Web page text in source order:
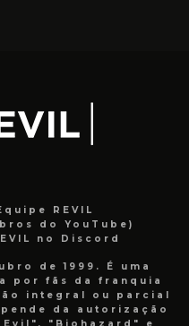
REVIL
do YouTube)
no Discord
de 1999. É uma
por fãs da franquia
integral ou parcial
da autorização